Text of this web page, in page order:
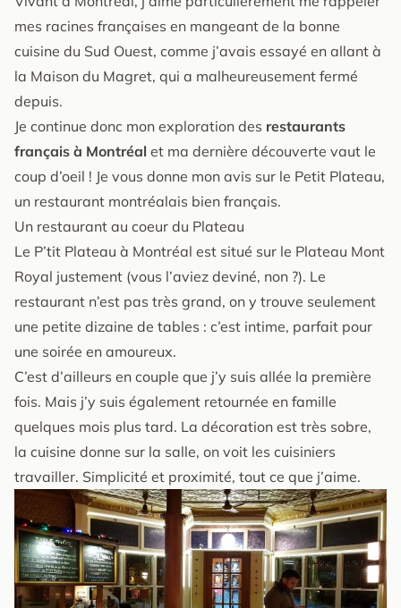
mes racines françaises en mangeant de la bonne
cuisine du Sud Ouest, comme j’avais essayé en allant à
la Maison du Magret, qui a malheureusement fermé
depuis.
Je continue donc mon exploration des restaurants
français à Montréal et ma dernière découverte vaut le
coup d’oeil ! Je vous donne mon avis sur le Petit Plateau,
un restaurant montréalais bien français.
Un restaurant au coeur du Plateau
Le P’tit Plateau à Montréal est situé sur le Plateau Mont
Royal justement (vous l’aviez deviné, non ?). Le
restaurant n’est pas très grand, on y trouve seulement
une petite dizaine de tables : c’est intime, parfait pour
une soirée en amoureux.
C’est d’ailleurs en couple que j’y suis allée la première
fois. Mais j’y suis également retournée en famille
quelques mois plus tard. La décoration est très sobre,
la cuisine donne sur la salle, on voit les cuisiniers
travailler. Simplicité et proximité, tout ce que j’aime.